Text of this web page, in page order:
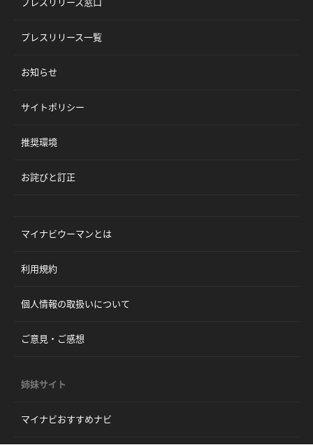
プレスリリース一覧
お知らせ
サイトポリシー
推奨環境
お詫びと訂正
マイナビウーマンとは
利用規約
個人情報の取扱いについて
ご意見・ご感想
姉妹サイト
マイナビおすすめナビ